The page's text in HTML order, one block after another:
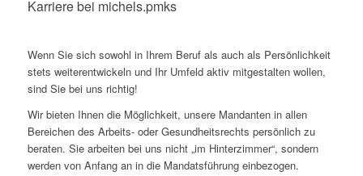
Karriere bei michels.pmks
Wenn Sie sich sowohl in Ihrem Beruf als auch als Persönlichkeit
stets weiterentwickeln und Ihr Umfeld aktiv mitgestalten wollen,
sind Sie bei uns richtig!
Wir bieten Ihnen die Möglichkeit, unsere Mandanten in allen
Bereichen des Arbeits- oder Gesundheitsrechts persönlich zu
beraten. Sie arbeiten bei uns nicht „im Hinterzimmer“, sondern
werden von Anfang an in die Mandatsführung einbezogen.